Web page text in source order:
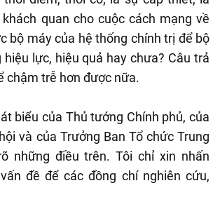
quan cho cuộc cách mạng về
bộ máy của hệ thống chính trị để bộ
lực, hiệu quả hay chưa? Câu trả
chậm trễ hơn được nữa.
biểu của Thủ tướng Chính phủ, của
và của Trưởng Ban Tổ chức Trung
những điều trên. Tôi chỉ xin nhấn
đề để các đồng chí nghiên cứu,